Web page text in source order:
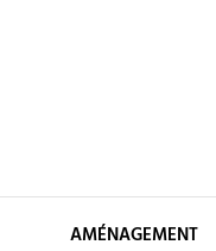
AMÉNAGEMENT